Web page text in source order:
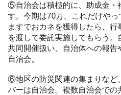
⑤自治会は積極的に、助成金・
す。今期は70万。これだけやっ
ますでおカネを獲得したら、
を渡して委託実施してもらう
共同開催扱い。自治体への報告
自治会。
⑥地区の防災関連の集まりなど
バーは自治会。複数自治会での